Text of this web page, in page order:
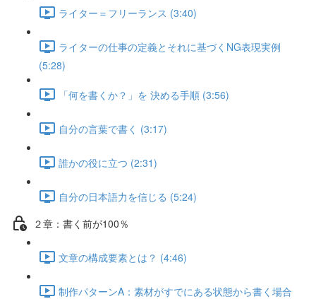
ライター＝フリーランス (3:40)
ライターの仕事の定義とそれに基づくNG表現実例
(5:28)
「何を書くか？」を 決める手順 (3:56)
自分の言葉で書く (3:17)
誰かの役に立つ (2:31)
自分の日本語力を信じる (5:24)
２章：書く前が100％
文章の構成要素とは？ (4:46)
制作パターンA：素材がすでにある状態から書く場合